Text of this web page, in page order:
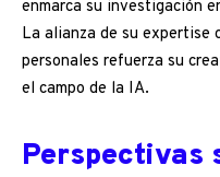
enmarca su investigación
La alianza de su expertise
personales refuerza su
el campo de la IA.
Perspectivas